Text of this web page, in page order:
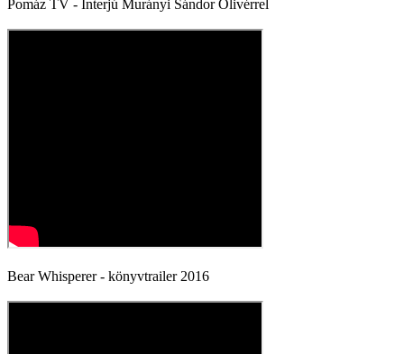
Pomáz TV - Interjú Murányi Sándor Olivérrel
Bear Whisperer - könyvtrailer 2016